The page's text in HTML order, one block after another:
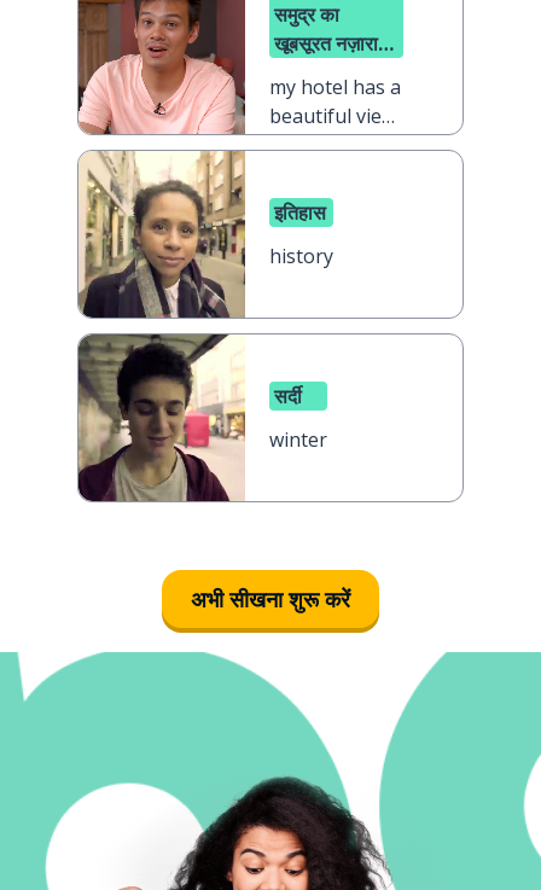
समुद्र का
खूबसूरत नज़ारा
my hotel has a
beautiful view
of the sea
इतिहास
history
सर्दी
winter
अभी सीखना शुरू करें